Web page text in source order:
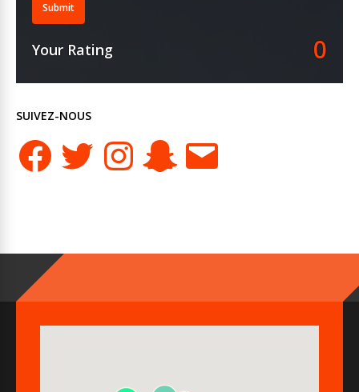
Submit
Your Rating 0
SUIVEZ-NOUS
FacebookTwitter Instagram SnapchatE-
mail